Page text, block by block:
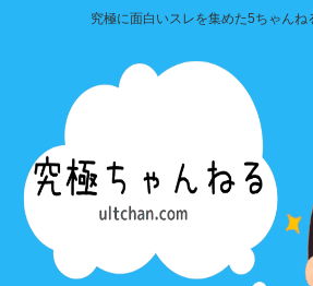
究極に面白いスレを集めた5ちゃんね